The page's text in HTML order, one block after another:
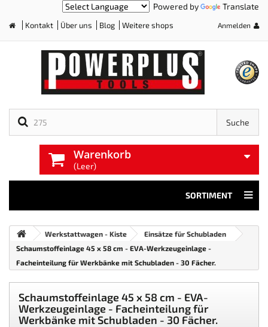
Powered by Translate
Kontakt Über uns Blog Weitere shops Anmelden
Suche
Warenkorb
(Leer)
SORTIMENT
Werkstattwagen - Kiste
Einsätze für Schubladen
Schaumstoffeinlage 45 x 58 cm - EVA-Werkzeugeinlage -
Facheinteilung für Werkbänke mit Schubladen - 30 Fächer.
Schaumstoffeinlage 45 x 58 cm - EVA-
Werkzeugeinlage - Facheinteilung für
Werkbänke mit Schubladen - 30 Fächer.